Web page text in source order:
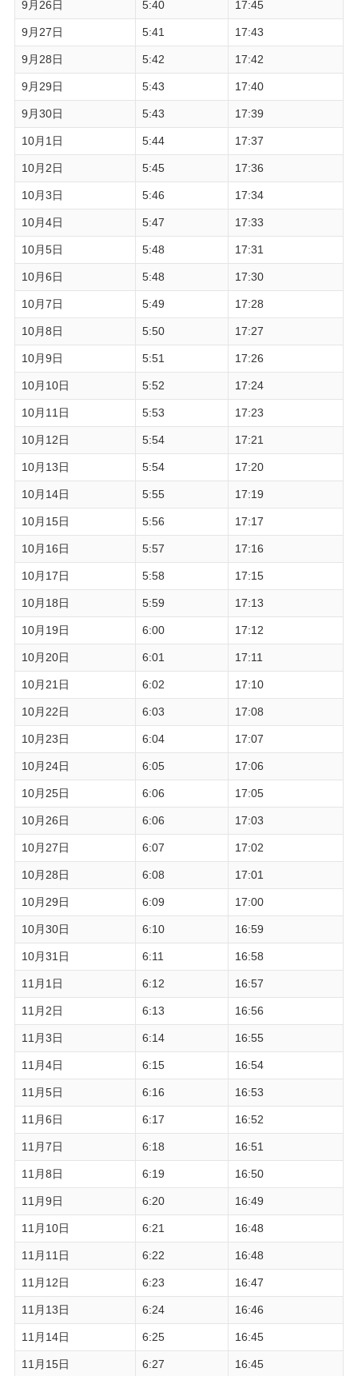
9月26日 5:40 17:45
9月27日 5:41 17:43
9月28日 5:42 17:42
9月29日 5:43 17:40
9月30日 5:43 17:39
10月1日 5:44 17:37
10月2日 5:45 17:36
10月3日 5:46 17:34
10月4日 5:47 17:33
10月5日 5:48 17:31
10月6日 5:48 17:30
10月7日 5:49 17:28
10月8日 5:50 17:27
10月9日 5:51 17:26
10月10日 5:52 17:24
10月11日 5:53 17:23
10月12日 5:54 17:21
10月13日 5:54 17:20
10月14日 5:55 17:19
10月15日 5:56 17:17
10月16日 5:57 17:16
10月17日 5:58 17:15
10月18日 5:59 17:13
10月19日 6:00 17:12
10月20日 6:01 17:11
10月21日 6:02 17:10
10月22日 6:03 17:08
10月23日 6:04 17:07
10月24日 6:05 17:06
10月25日 6:06 17:05
10月26日 6:06 17:03
10月27日 6:07 17:02
10月28日 6:08 17:01
10月29日 6:09 17:00
10月30日 6:10 16:59
10月31日 6:11 16:58
11月1日 6:12 16:57
11月2日 6:13 16:56
11月3日 6:14 16:55
11月4日 6:15 16:54
11月5日 6:16 16:53
11月6日 6:17 16:52
11月7日 6:18 16:51
11月8日 6:19 16:50
11月9日 6:20 16:49
11月10日 6:21 16:48
11月11日 6:22 16:48
11月12日 6:23 16:47
11月13日 6:24 16:46
11月14日 6:25 16:45
11月15日 6:27 16:45